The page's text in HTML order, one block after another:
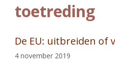
toetreding
De EU: uitbreiden of
4 november 2019